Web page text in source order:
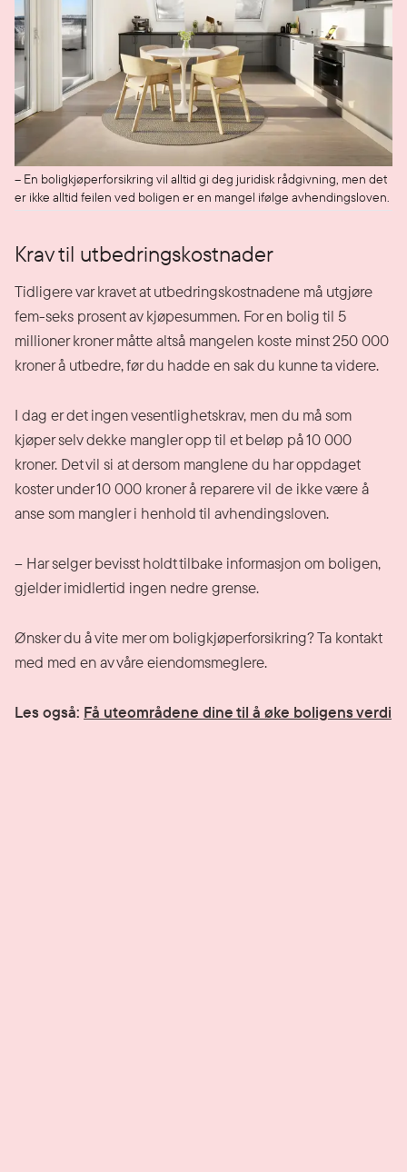
– En boligkjøperforsikring vil alltid gi deg juridisk rådgivning, men det
er ikke alltid feilen ved boligen er en mangel ifølge avhendingsloven.
Krav til utbedringskostnader
Tidligere var kravet at utbedringskostnadene må utgjøre
fem-seks prosent av kjøpesummen. For en bolig til 5
millioner kroner måtte altså mangelen koste minst 250 000
kroner å utbedre, før du hadde en sak du kunne ta videre.
I dag er det ingen vesentlighetskrav, men du må som
kjøper selv dekke mangler opp til et beløp på 10 000
kroner. Det vil si at dersom manglene du har oppdaget
koster under 10 000 kroner å reparere vil de ikke være å
anse som mangler i henhold til avhendingsloven.
– Har selger bevisst holdt tilbake informasjon om boligen,
gjelder imidlertid ingen nedre grense.
Ønsker du å vite mer om boligkjøperforsikring? Ta kontakt
med med en av våre eiendomsmeglere.
Les også: Få uteområdene dine til å øke boligens verdi